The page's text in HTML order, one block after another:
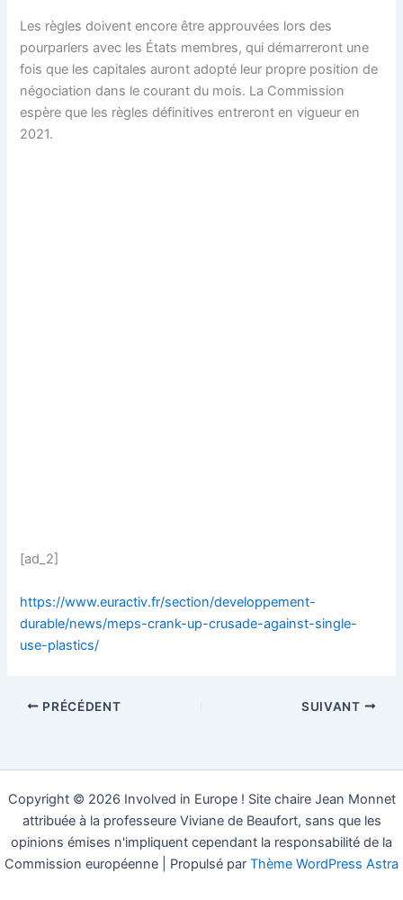
Les règles doivent encore être approuvées lors des
pourparlers avec les États membres, qui démarreront une
fois que les capitales auront adopté leur propre position de
négociation dans le courant du mois. La Commission
espère que les règles définitives entreront en vigueur en
2021.
[ad_2]
https://www.euractiv.fr/section/developpement-
durable/news/meps-crank-up-crusade-against-single-
use-plastics/
PRÉCÉDENT SUIVANT
Copyright © 2026 Involved in Europe ! Site chaire Jean Monnet
attribuée à la professeure Viviane de Beaufort, sans que les
opinions émises n'impliquent cependant la responsabilité de la
Commission européenne | Propulsé par Thème WordPress Astra